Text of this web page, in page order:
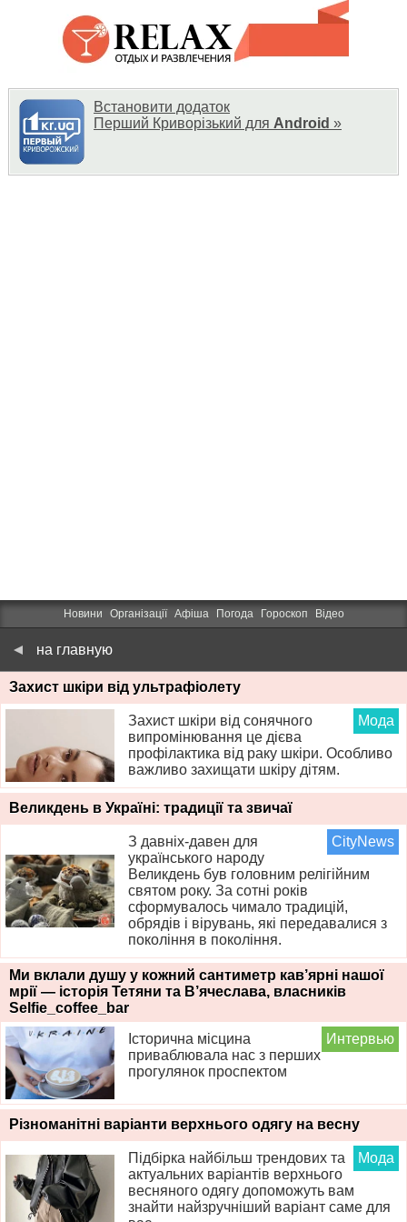
Встановити додаток
Перший Криворізький для Android »
Новини Організації Афіша Погода Гороскоп Відео
на главную
Захист шкіри від ультрафіолету
Мода
Захист шкіри від сонячного
випромінювання це дієва
профілактика від раку шкіри. Особливо
важливо захищати шкіру дітям.
Великдень в Україні: традиції та звичаї
CityNews
З давніх-давен для
українського народу
Великдень був головним релігійним
святом року. За сотні років
сформувалось чимало традицій,
обрядів і вірувань, які передавалися з
покоління в покоління.
Ми вклали душу у кожний сантиметр кав’ярні нашої
мрії — історія Тетяни та В’ячеслава, власників
Selfie_coffee_bar
Интервью
Історична місцина
приваблювала нас з перших
прогулянок проспектом
Різноманітні варіанти верхнього одягу на весну
Мода
Підбірка найбільш трендових та
актуальних варіантів верхнього
весняного одягу допоможуть вам
знайти найзручніший варіант саме для